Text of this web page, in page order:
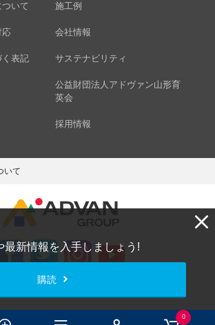
0
最新情報を入手しましょう!
購読
いて
応
く表記
施工例
会社情報
サステナビリティ
公益財団法人アドヴァン山形育
英会
採用情報
いて